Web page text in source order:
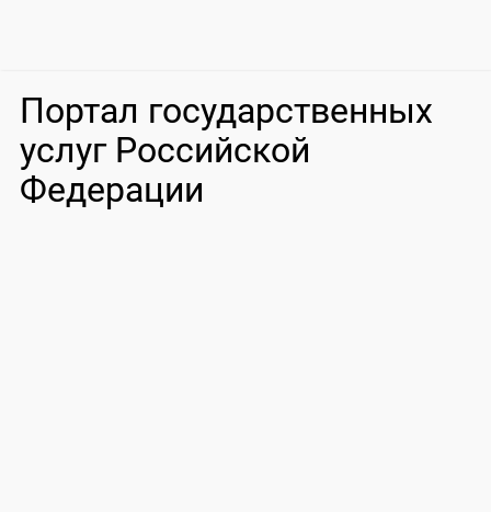
Портал государственных
услуг Российской
Федерации